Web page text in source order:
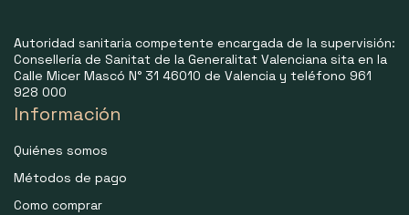
Autoridad sanitaria competente encargada de la supervisión:
Consellería de Sanitat de la Generalitat Valenciana sita en la
Calle Micer Mascó N° 31 46010 de Valencia y teléfono 961
928 000
Información
Quiénes somos
Métodos de pago
Como comprar